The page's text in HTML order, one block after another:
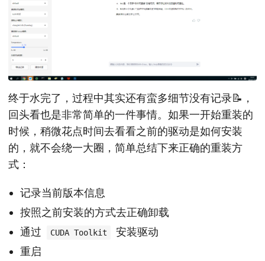
终于水完了，过程中其实还有蛮多细节没有记录📝，
回头看也是非常简单的一件事情。如果一开始重装的
时候，稍微花点时间去看看之前的驱动是如何安装
的，就不会绕一大圈，简单总结下来正确的重装方
式：
记录当前版本信息
按照之前安装的方式去正确卸载
通过
CUDA Toolkit
安装驱动
重启